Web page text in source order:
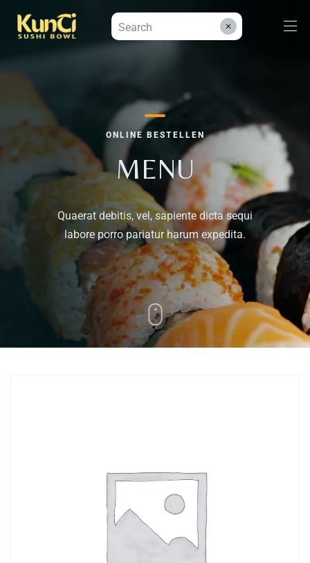
Menüs
Kontakt
Reservieren
ONLINE BESTELLEN
MENU
Quaerat debitis, vel, sapiente dicta sequi
labore porro pariatur harum expedita.